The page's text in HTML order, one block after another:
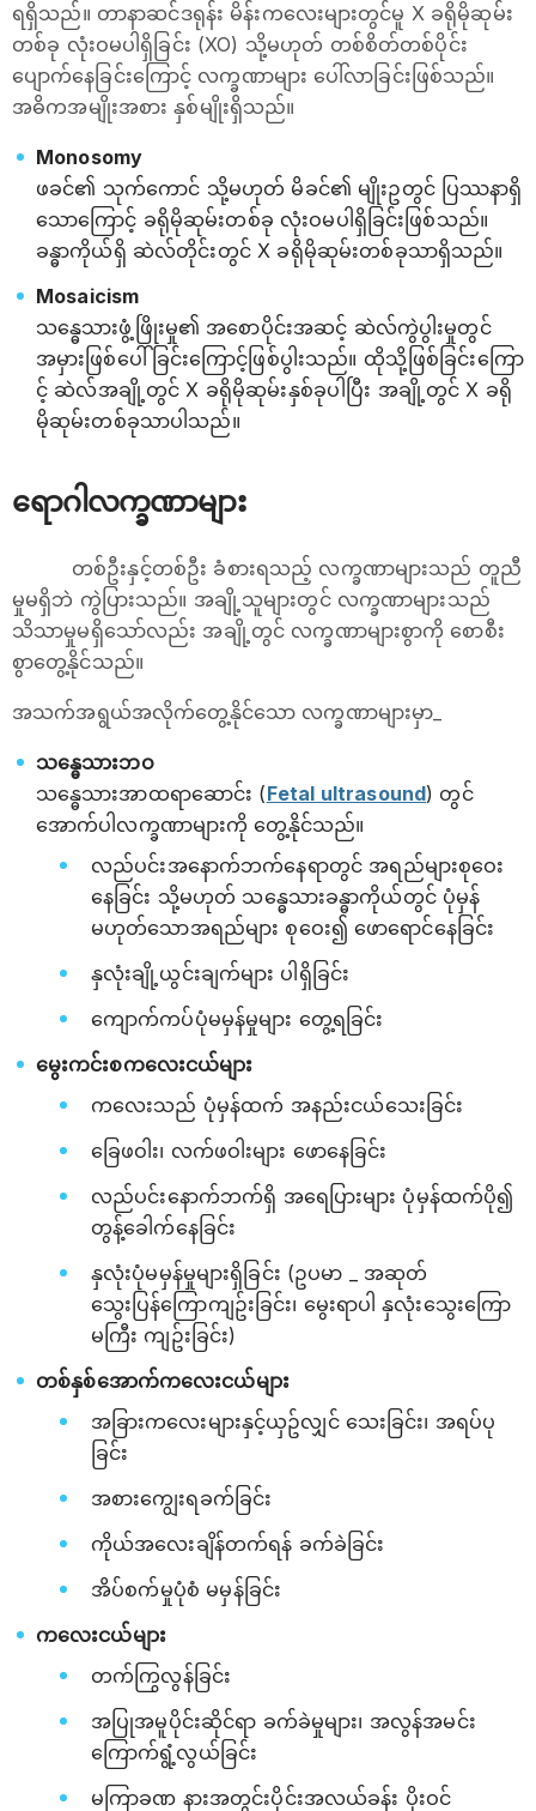
ရရှိသည်။ တာနာဆင်ဒရုန်း မိန်းကလေးများတွင်မူ X ခရိုမိုဆုမ်း
တစ်ခု လုံးဝမပါရှိခြင်း (XO) သို့မဟုတ် တစ်စိတ်တစ်ပိုင်း
ပျောက်နေခြင်းကြောင့် လက္ခဏာများ ပေါ်လာခြင်းဖြစ်သည်။
အဓိကအမျိုးအစား နှစ်မျိုးရှိသည်။
Monosomy
ဖခင်၏ သုက်ကောင် သို့မဟုတ် မိခင်၏ မျိုးဥတွင် ပြဿနာရှိ
သောကြောင့် ခရိုမိုဆုမ်းတစ်ခု လုံးဝမပါရှိခြင်းဖြစ်သည်။
ခန္ဓာကိုယ်ရှိ ဆဲလ်တိုင်းတွင် X ခရိုမိုဆုမ်းတစ်ခုသာရှိသည်။
Mosaicism
သန္ဓေသားဖွံ့ဖြိုးမှု၏ အစောပိုင်းအဆင့် ဆဲလ်ကွဲပွါးမှုတွင်
အမှားဖြစ်ပေါ်ခြင်းကြောင့်ဖြစ်ပွါးသည်။ ထိုသို့ဖြစ်ခြင်းကြော
င့် ဆဲလ်အချို့တွင် X ခရိုမိုဆုမ်းနှစ်ခုပါပြီး အချို့တွင် X ခရို
မိုဆုမ်းတစ်ခုသာပါသည်။
ရောဂါလက္ခဏာများ
တစ်ဦးနှင့်တစ်ဦး ခံစားရသည့် လက္ခဏာများသည် တူညီ
မှုမရှိဘဲ ကွဲပြားသည်။ အချို့သူများတွင် လက္ခဏာများသည်
သိသာမှုမရှိသော်လည်း အချို့တွင် လက္ခဏာများစွာကို စောစီး
စွာတွေ့နိုင်သည်။
အသက်အရွယ်အလိုက်တွေ့နိုင်သော လက္ခဏာများမှာ_
သန္ဓေသားဘဝ
သန္ဓေသားအာထရာဆောင်း (Fetal ultrasound) တွင်
အောက်ပါလက္ခဏာများကို တွေ့နိုင်သည်။
လည်ပင်းအနောက်ဘက်နေရာတွင် အရည်များစုဝေး
နေခြင်း သို့မဟုတ် သန္ဓေသားခန္ဓာကိုယ်တွင် ပုံမှန်
မဟုတ်သောအရည်များ စုဝေး၍ ဖောရောင်နေခြင်း
နှလုံးချို့ယွင်းချက်များ ပါရှိခြင်း
ကျောက်ကပ်ပုံမမှန်မှုများ တွေ့ရခြင်း
မွေးကင်းစကလေးငယ်များ
ကလေးသည် ပုံမှန်ထက် အနည်းငယ်သေးခြင်း
ခြေဖဝါး၊ လက်ဖဝါးများ ဖောနေခြင်း
လည်ပင်းနောက်ဘက်ရှိ အရေပြားများ ပုံမှန်ထက်ပို၍
တွန့်ခေါက်နေခြင်း
နှလုံးပုံမမှန်မှုများရှိခြင်း (ဥပမာ _ အဆုတ်
သွေးပြန်ကြောကျဥ်းခြင်း၊ မွေးရာပါ နှလုံးသွေးကြော
မကြီး ကျဥ်းခြင်း)
တစ်နှစ်အောက်က‌လေးငယ်များ
အခြားကလေးများနှင့်ယှဥ်လျှင် သေးခြင်း၊ အရပ်ပု
ခြင်း
အစားကျွေးရခက်ခြင်း
ကိုယ်အလေးချိန်တက်ရန် ခက်ခဲခြင်း
အိပ်စက်မှုပုံစံ မမှန်ခြင်း
ကလေးငယ်များ
တက်ကြွလွန်ခြင်း
အပြုအမူပိုင်းဆိုင်ရာ ခက်ခဲမှုများ၊ အလွန်အမင်း
ကြောက်ရွံ့လွယ်ခြင်း
မကြာခဏ နားအတွင်းပိုင်းအလယ်ခန်း ပိုးဝင်